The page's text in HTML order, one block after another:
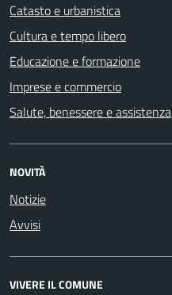
Catasto e urbanistica
Cultura e tempo libero
Educazione e formazione
Imprese e commercio
Salute, benessere e assistenza
NOVITÀ
Notizie
Avvisi
VIVERE IL COMUNE